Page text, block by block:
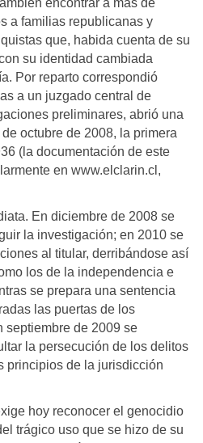
encontrar a más de
a familias republicanas y
que, habida cuenta de su
su identidad cambiada
Por reparto correspondió
a un juzgado central de
preliminares, abrió una
octubre de 2008, la primera
(la documentación de este
en www.elclarin.cl,
En diciembre de 2008 se
la investigación; en 2010 se
al titular, derribándose así
los de la independencia e
se prepara una sentencia
las puertas de los
septiembre de 2009 se
la persecución de los delitos
principios de la jurisdicción
hoy reconocer el genocidio
trágico uso que se hizo de su